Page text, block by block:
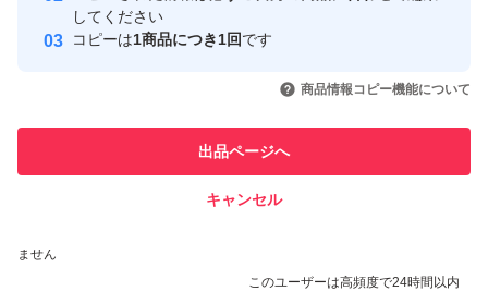
取引実績
引を完了させた実績があります
での取引実績があります
ません
このユーザーは高頻度で24時間以内
してください
コピーは1商品につき1回です
商品情報コピー機能について
出品ページへ
キャンセル